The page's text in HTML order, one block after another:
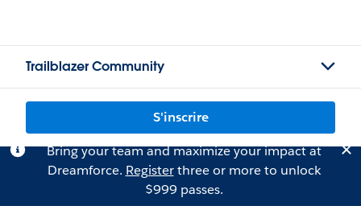
Trailblazer Community
S'inscrire
Bring your team and maximize your impact at
Dreamforce. Registerthree or more to unlock
$999 passes.